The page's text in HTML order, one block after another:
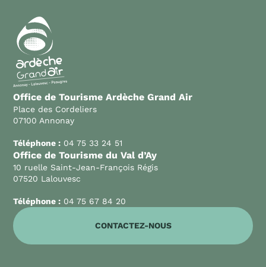
Office de Tourisme Ardèche Grand Air
Place des Cordeliers
07100 Annonay
Téléphone : 04 75 33 24 51
Office de Tourisme du Val d’Ay
10 ruelle Saint-Jean-François Régis
07520 Lalouvesc
Téléphone : 04 75 67 84 20
CONTACTEZ-NOUS